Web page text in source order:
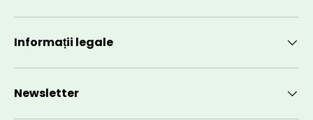
Informații legale
Newsletter